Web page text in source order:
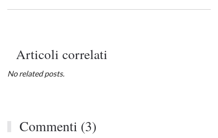
Articoli correlati
No related posts.
Commenti (3)